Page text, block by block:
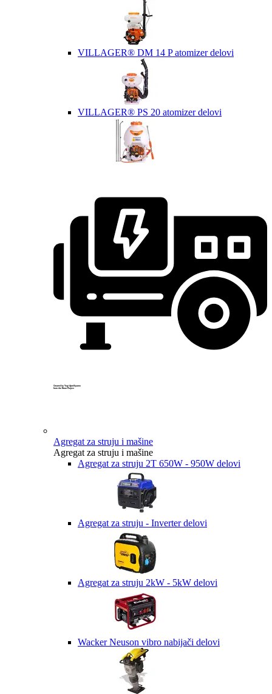
VILLAGER® DM 14 P atomizer delovi
VILLAGER® PS 20 atomizer delovi
Created by Yogi Aprelliyanto
from the Noun Project
Agregat za struju i mašine
Agregat za struju i mašine
Agregat za struju 2T 650W - 950W delovi
Agregat za struju - Inverter delovi
Agregat za struju 2kW - 5kW delovi
Wacker Neuson vibro nabijači delovi